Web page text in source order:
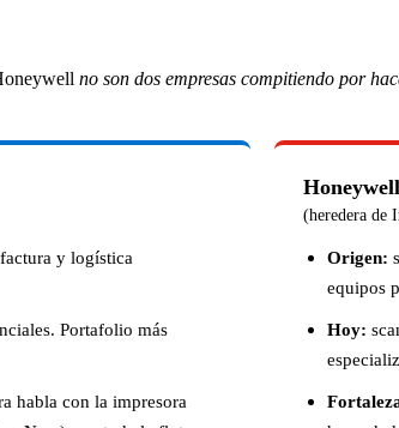
no son dos empresas compitiendo por
y logística
Portafolio más
habla con la impresora
(heredera de
Origen:
equipos
Hoy: